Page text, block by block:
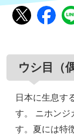
ウシ目（
日本に生息す
す。 ニホンジ
す。夏には特